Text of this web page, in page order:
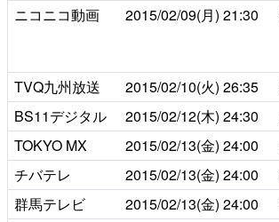
ニコニコ動画 2015/02/09(月) 21:30
TVQ九州放送 2015/02/10(火) 26:35
BS11デジタル
2015/02/12(木) 24:30
TOKYO MX
2015/02/13(金) 24:00
チバテレ
2015/02/13(金) 24:00
群馬テレビ
2015/02/13(金) 24:00